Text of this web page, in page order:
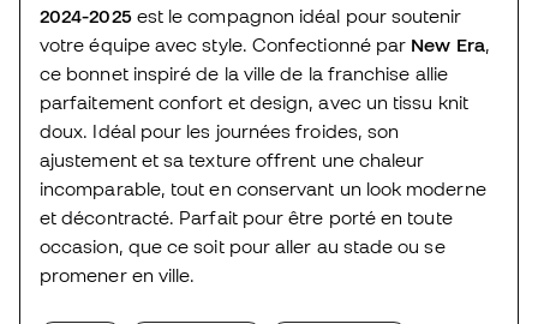
2024-2025est le compagnon idéal pour soutenir
votre équipe avec style. Confectionné par New Era,
ce bonnet inspiré de la ville de la franchise allie
parfaitement confort et design, avec un tissu knit
doux. Idéal pour les journées froides, son
ajustement et sa texture offrent une chaleur
incomparable, tout en conservant un look moderne
et décontracté. Parfait pour être porté en toute
occasion, que ce soit pour aller au stade ou se
promener en ville.